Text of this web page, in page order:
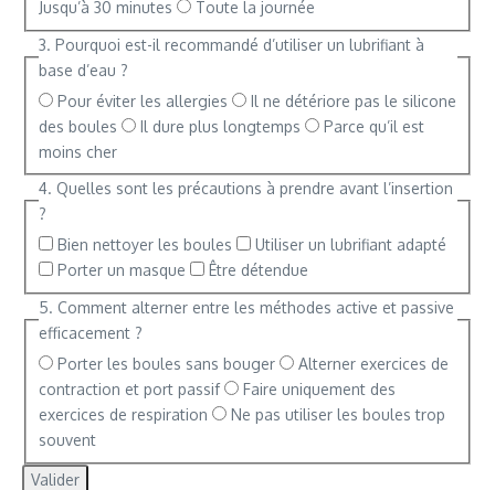
Jusqu’à 30 minutes
Toute la journée
3. Pourquoi est-il recommandé d’utiliser un lubrifiant à
base d’eau ?
Pour éviter les allergies
Il ne détériore pas le silicone
des boules
Il dure plus longtemps
Parce qu’il est
moins cher
4. Quelles sont les précautions à prendre avant l’insertion
?
Bien nettoyer les boules
Utiliser un lubrifiant adapté
Porter un masque
Être détendue
5. Comment alterner entre les méthodes active et passive
efficacement ?
Porter les boules sans bouger
Alterner exercices de
contraction et port passif
Faire uniquement des
exercices de respiration
Ne pas utiliser les boules trop
souvent
Valider